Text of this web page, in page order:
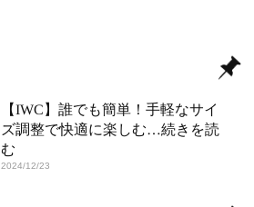
【IWC】誰でも簡単！手軽なサイ
ズ調整で快適に楽しむ…続きを読
む
2024/12/23